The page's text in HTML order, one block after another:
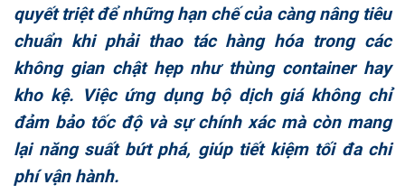
quyết triệt để những hạn chế của càng nâng tiêu
chuẩn khi phải thao tác hàng hóa trong các
không gian chật hẹp như thùng container hay
kho kệ. Việc ứng dụng bộ dịch giá không chỉ
đảm bảo tốc độ và sự chính xác mà còn mang
lại năng suất bứt phá, giúp tiết kiệm tối đa chi
phí vận hành.